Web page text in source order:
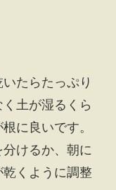
たらたっぷり
土が湿るくら
に良いです。
けるか、朝に
くように調整